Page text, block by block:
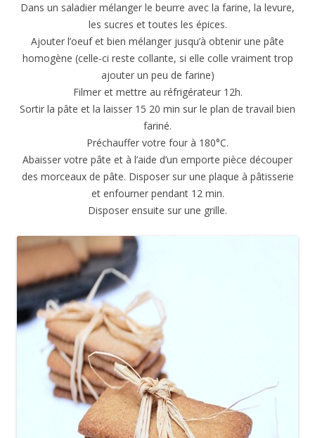
Dans un saladier mélanger le beurre avec la farine, la levure,
les sucres et toutes les épices.
Ajouter l’oeuf et bien mélanger jusqu’à obtenir une pâte
homogène (celle-ci reste collante, si elle colle vraiment trop
ajouter un peu de farine)
Filmer et mettre au réfrigérateur 12h.
Sortir la pâte et la laisser 15 20 min sur le plan de travail bien
fariné.
Préchauffer votre four à 180°C.
Abaisser votre pâte et à l’aide d’un emporte pièce découper
des morceaux de pâte. Disposer sur une plaque à pâtisserie
et enfourner pendant 12 min.
Disposer ensuite sur une grille.